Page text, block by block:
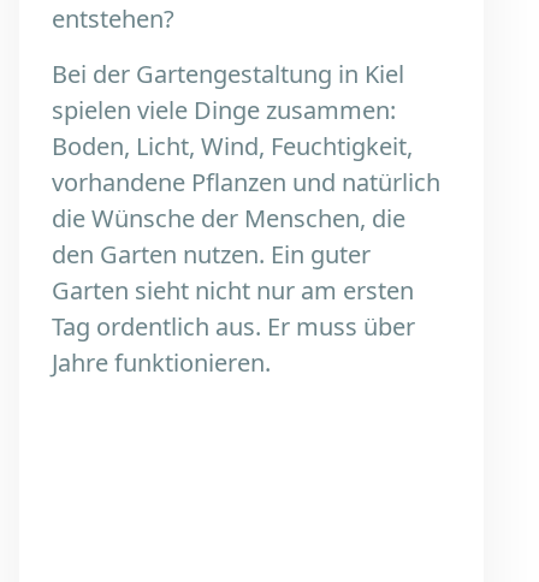
entstehen?
Bei der Gartengestaltung in Kiel
spielen viele Dinge zusammen:
Boden, Licht, Wind, Feuchtigkeit,
vorhandene Pflanzen und natürlich
die Wünsche der Menschen, die
den Garten nutzen. Ein guter
Garten sieht nicht nur am ersten
Tag ordentlich aus. Er muss über
Jahre funktionieren.